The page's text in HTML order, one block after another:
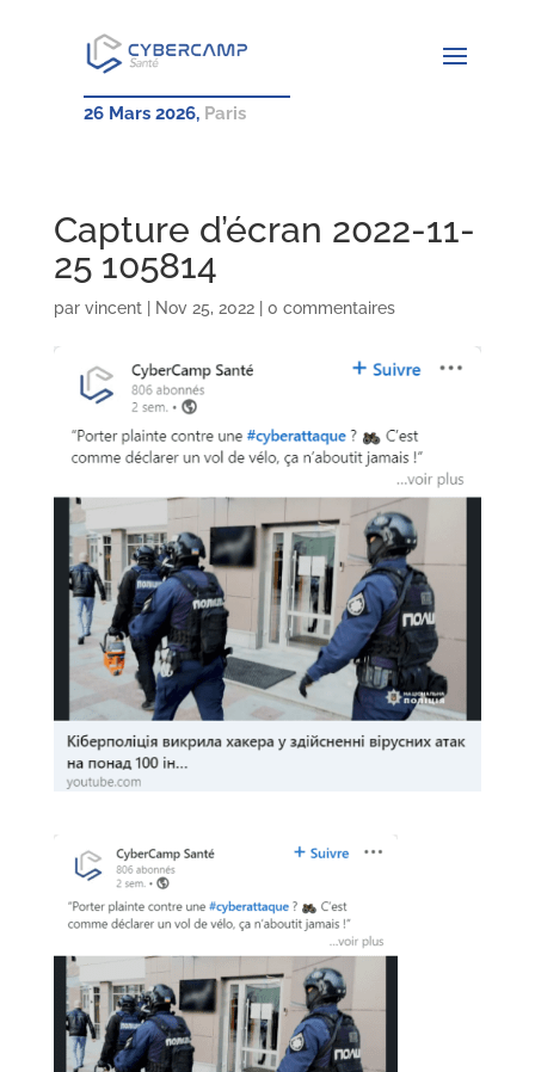
26 Mars 2026, Paris
Capture d’écran 2022-11-
25 105814
par vincent| Nov 25, 2022| 0 commentaires